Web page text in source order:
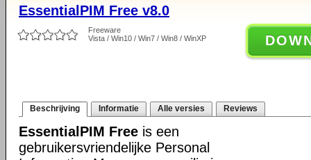
EssentialPIM Free v8.0
Freeware
Vista / Win10 / Win7 / Win8 / WinXP
Beschrijving Informatie Alle versies Reviews
EssentialPIM Free is een
gebruikersvriendelijke Personal